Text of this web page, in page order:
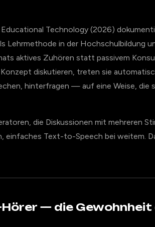
Technology (2026)
Lehrmethode in der Hochschulbildung
aktives Zuhören statt passivem
diskutieren, treten sie
hinterfragen — auf eine Weise, die
die Diskussionen mit mehreren
einfaches Text-to-Speech bei weitem.
Hörer — die